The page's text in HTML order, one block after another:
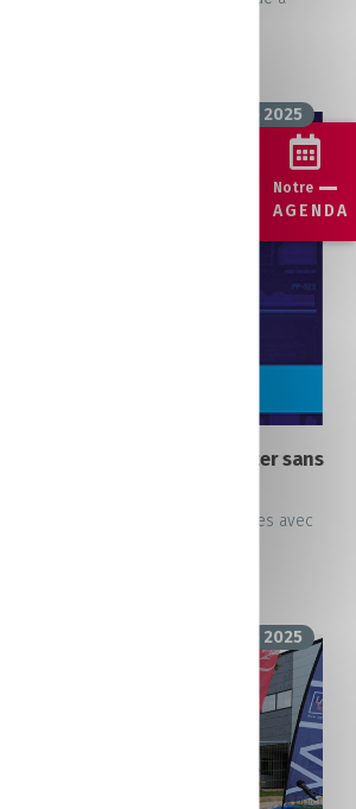
Notre
AGENDA
ou comment s’orienter sans
20 octobre 2025
de l’orientation. Ateliers, rencontres avec
tests de personnalités…
23 septembre 2025